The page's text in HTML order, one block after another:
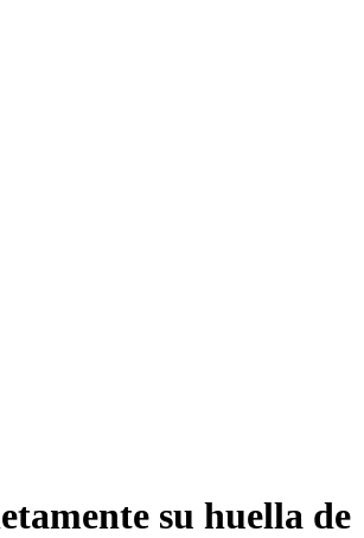
su huella de